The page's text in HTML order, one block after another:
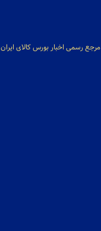
مرجع رسمی اخبار بورس کالای ایران